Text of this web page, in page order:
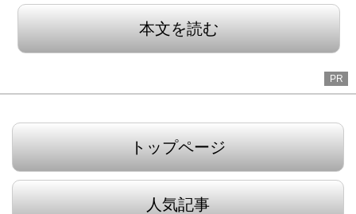
本文を読む
PR
トップページ
人気記事